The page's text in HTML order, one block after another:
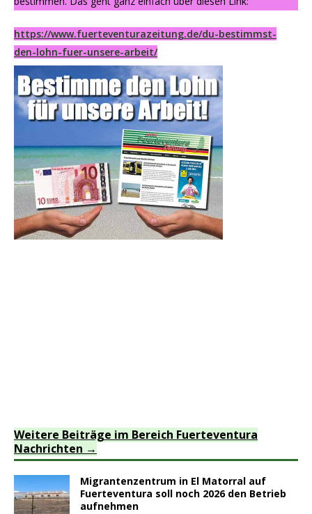
https://www.fuerteventurazeitung.de/du-bestimmst-
den-lohn-fuer-unsere-arbeit/
Weitere Beiträge im Bereich Fuerteventura
Nachrichten
Migrantenzentrum in El Matorral auf
Fuerteventura soll noch 2026 den Betrieb
aufnehmen